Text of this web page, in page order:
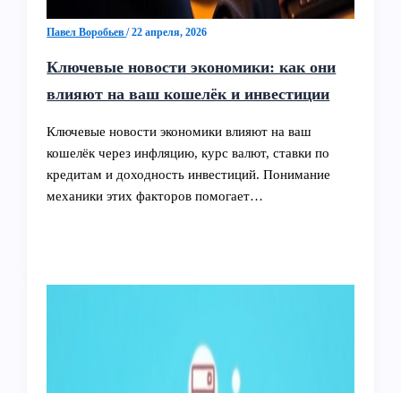
Павел Воробьев/22 апреля, 2026
Ключевые новости экономики: как они
влияют на ваш кошелёк и инвестиции
Ключевые новости экономики влияют на ваш
кошелёк через инфляцию, курс валют, ставки по
кредитам и доходность инвестиций. Понимание
механики этих факторов помогает…